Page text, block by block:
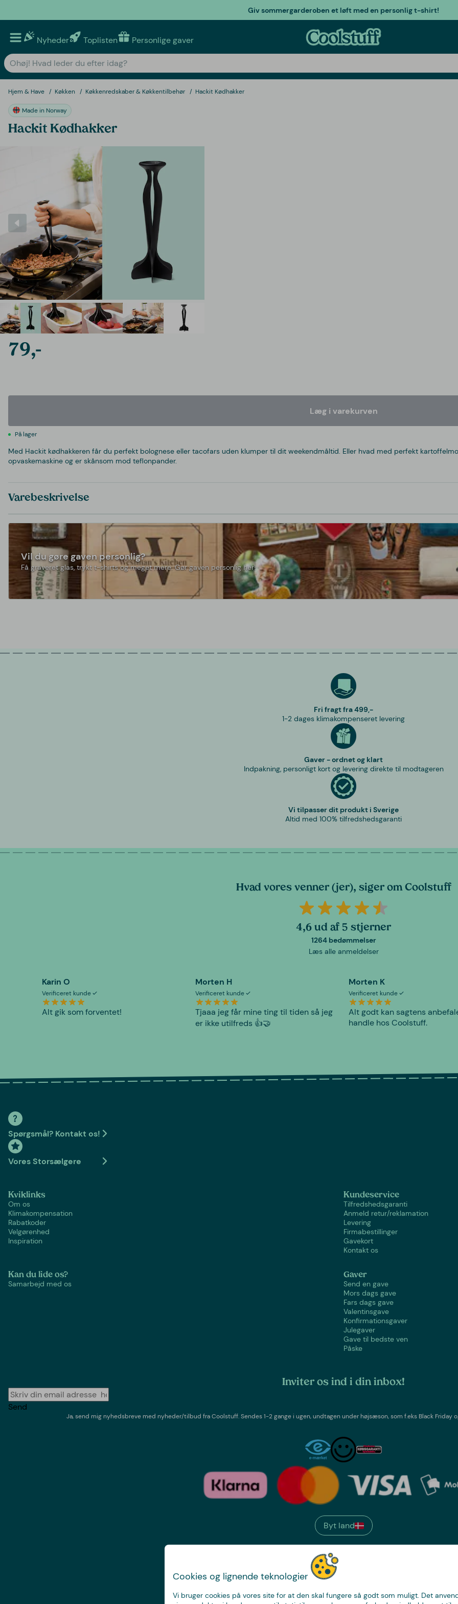
Cookies og lignende teknologier
Vi bruger cookies på vores site for at den skal fungere så godt som muligt. Det
Giv sommergarderoben et løft med en personlig t-shirt!
Nyheder Toplisten Personlige gaver
Hjem & Have Køkken Køkkenredskaber & Køkkentilbehør Hackit Kødhakker
Made in Norway
Hackit Kødhakker
79,-
Læg i varekurven
På lager
Med Hackit kødhakkeren får du perfekt bolognese eller tacofars uden klumper til dit weekendmåltid. Eller hvad med perfekt
opvaskemaskine og er skånsom mod teflonpander.
Varebeskrivelse
Vil du gøre gaven personlig?
Få graveret glas, trykt t-shirts og meget mere. Gør gaven personlig her!
Fri fragt fra 499,-
1-2 dages klimakompenseret levering
Gaver - ordnet og klart
Indpakning, personligt kort og levering direkte til modtageren
Vi tilpasser dit produkt i Sverige
Altid med 100% tilfredshedsgaranti
Hvad vores venner (jer), siger om Coolstuff
4,6 ud af 5 stjerner
1264 bedømmelser
Læs alle anmeldelser
Karin O
Verificeret kunde
Alt gik som forventet!
Morten H
Verificeret kunde
Tjaaa jeg får mine ting til tiden så jeg
er ikke utilfreds 👍🤝
Morten K
Verificeret kunde
Alt godt kan sagtens
handle hos Coolstuff.
Spørgsmål? Kontakt os!
Vores Storsælgere
Kviklinks
Om os
Klimakompensation
Rabatkoder
Velgørenhed
Inspiration
Kundeservice
Tilfredshedsgaranti
Anmeld retur/reklamation
Levering
Firmabestillinger
Gavekort
Kontakt os
Kan du lide os?
Samarbejd med os
Gaver
Send en gave
Mors dags gave
Fars dags gave
Valentinsgave
Konfirmationsgaver
Julegaver
Gave til bedste ven
Påske
Inviter os ind i din inbox!
Send
Ja, send mig nyhedsbreve med nyheder/tilbud fraCoolstuff. Sendes 1-2 gange i ugen,undtagen under højsæson, som f.eks Black Friday
Byt land